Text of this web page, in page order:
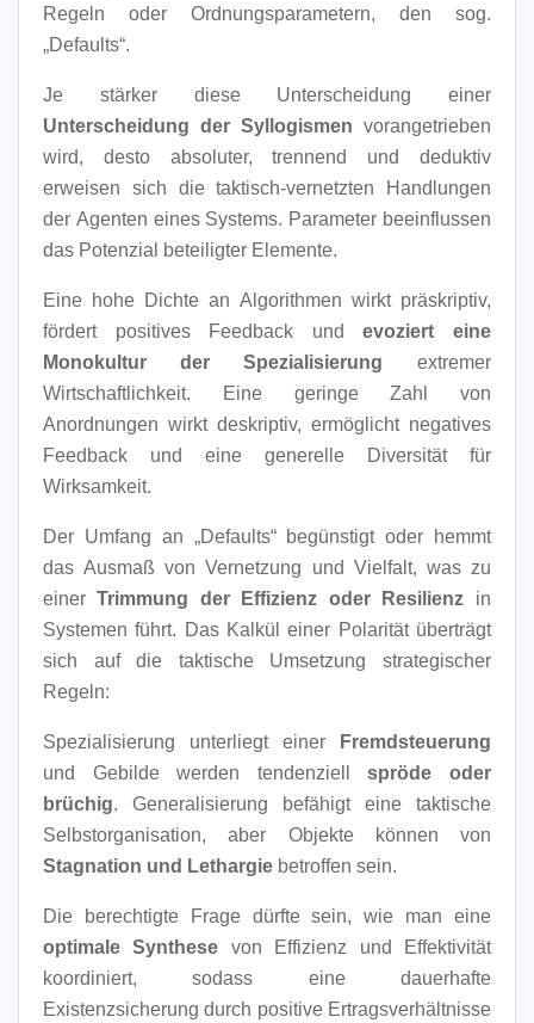
Regeln oder Ordnungsparametern, den sog.
„Defaults“.
Je stärker diese Unterscheidung einer
Unterscheidung der Syllogismen vorangetrieben
wird, desto absoluter, trennend und deduktiv
erweisen sich die taktisch-vernetzten Handlungen
der Agenten eines Systems. Parameter beeinflussen
das Potenzial beteiligter Elemente.
Eine hohe Dichte an Algorithmen wirkt präskriptiv,
fördert positives Feedback und evoziert eine
Monokultur der Spezialisierung extremer
Wirtschaftlichkeit. Eine geringe Zahl von
Anordnungen wirkt deskriptiv, ermöglicht negatives
Feedback und eine generelle Diversität für
Wirksamkeit.
Der Umfang an „Defaults“ begünstigt oder hemmt
das Ausmaß von Vernetzung und Vielfalt, was zu
einer Trimmung der Effizienz oder Resilienz in
Systemen führt. Das Kalkül einer Polarität überträgt
sich auf die taktische Umsetzung strategischer
Regeln:
Spezialisierung unterliegt einer
Fremdsteuerung
und Gebilde werden tendenziell spröde oder
brüchig. Generalisierung befähigt eine taktische
Selbstorganisation, aber Objekte können von
Stagnation und Lethargie betroffen sein.
Die berechtigte Frage dürfte sein, wie man eine
optimale Synthese von Effizienz und Effektivität
koordiniert, sodass eine dauerhafte
Existenzsicherung durch positive Ertragsverhältnisse